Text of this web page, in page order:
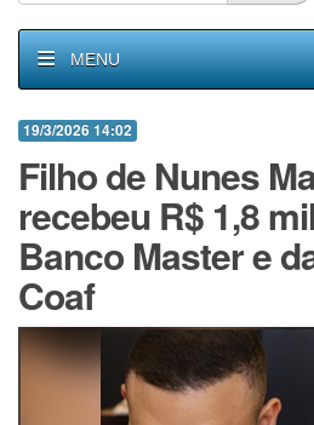
MENU
19/3/2026 14:02
Filho de Nunes
recebeu R$ 1,8
Banco Master e
Coaf